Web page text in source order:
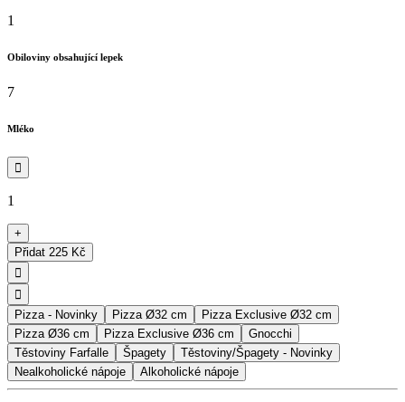
1
Obiloviny obsahující lepek
7
Mléko

1
+
Přidat 225 Kč


Pizza - Novinky
Pizza Ø32 cm
Pizza Exclusive Ø32 cm
Pizza Ø36 cm
Pizza Exclusive Ø36 cm
Gnocchi
Těstoviny Farfalle
Špagety
Těstoviny/Špagety - Novinky
Nealkoholické nápoje
Alkoholické nápoje